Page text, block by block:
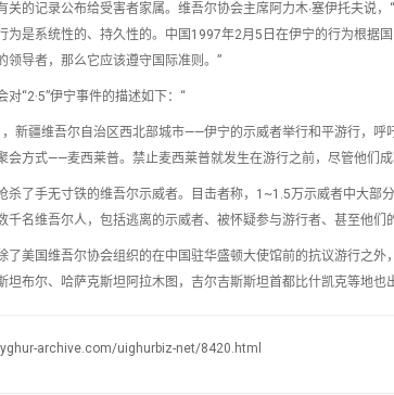
关的记录公布给受害者家属。维吾尔协会主席阿力木∙塞伊托夫说
为是系统性的、持久性的。中国1997年2月5日在伊宁的行为根据
领导者，那么它应该遵守国际准则。”
对“2·5”伊宁事件的描述如下：“
新疆维吾尔自治区西北部城市——伊宁的示威者举行和平游行，
会方式——麦西莱普。禁止麦西莱普就发生在游行之前，尽管他们
杀了手无寸铁的维吾尔示威者。目击者称，1~1.5万示威者中大
千名维吾尔人，包括逃离的示威者、被怀疑参与游行者、甚至他们
了美国维吾尔协会组织的在中国驻华盛顿大使馆前的抗议游行之
坦布尔、哈萨克斯坦阿拉木图，吉尔吉斯斯坦首都比什凯克等地也
archive.com/uighurbiz-net/8420.html